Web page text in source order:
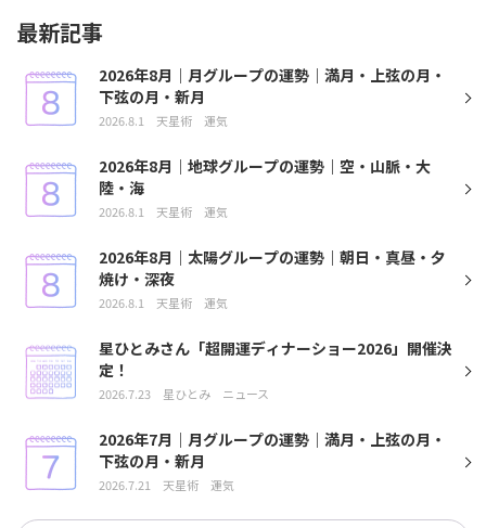
最新記事
2026年8月｜月グループの運勢｜満月・上弦の月・
下弦の月・新月
2026.8.1 天星術 運気
2026年8月｜地球グループの運勢｜空・山脈・大
陸・海
2026.8.1 天星術 運気
2026年8月｜太陽グループの運勢｜朝日・真昼・夕
焼け・深夜
2026.8.1 天星術 運気
星ひとみさん「超開運ディナーショー2026」開催決
定！
2026.7.23 星ひとみ ニュース
2026年7月｜月グループの運勢｜満月・上弦の月・
下弦の月・新月
2026.7.21 天星術 運気